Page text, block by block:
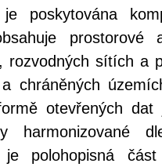
poskytována
rozvodných sítích a
chráněných
otevřených
harmonizované
polohopisná část